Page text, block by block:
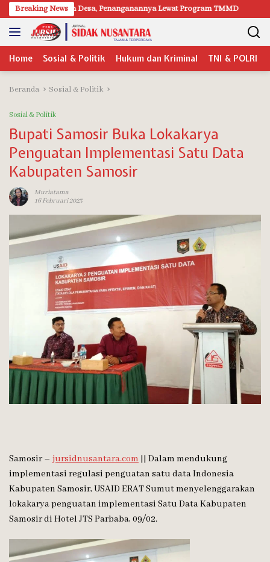
Langsung
ke
konten
Breaking News
Penanganannya Lewat Program TMMD DPUTR
Home Sosial & Politik Hukum dan Kriminal TNI & POLRI
Beranda Sosial & Politik
Sosial & Politik
Bupati Samosir Buka Lokakarya
Penguatan Implementasi Satu Data
Kabupaten Samosir
Muriatama
16 Februari 2023
Samosir – jursidnusantara.com || Dalam mendukung
implementasi regulasi penguatan satu data Indonesia
Kabupaten Samosir, USAID ERAT Sumut menyelenggarakan
lokakarya penguatan implementasi Satu Data Kabupaten
Samosir di Hotel JTS Parbaba, 09/02.